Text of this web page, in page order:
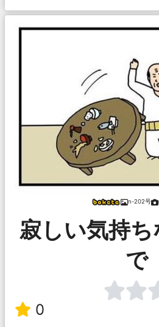
n-202号
寂しい気持
で
0